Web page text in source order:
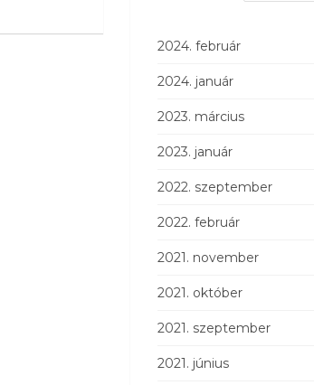
2024. február
2024. január
2023. március
2023. január
2022. szeptember
2022. február
2021. november
2021. október
2021. szeptember
2021. június